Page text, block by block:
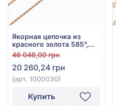
Якорная цепочка из
красного золота 585°,
без вставки, арт. 1000030
46 046,00 грн
20 260,24 грн
(арт. 1000030)
Купить